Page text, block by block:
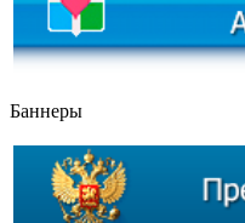
Баннеры